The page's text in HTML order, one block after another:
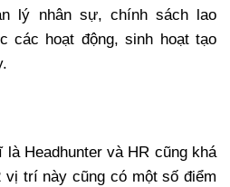
lý nhân sự, chính sách lao
các hoạt động, sinh hoạt tạo
là Headhunter và HR cũng khá
vị trí này cũng có một số điểm